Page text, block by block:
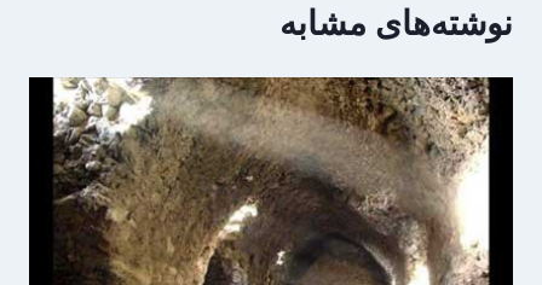
نوشته‌های مشابه